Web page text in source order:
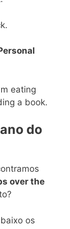
a book.
do
over the
os